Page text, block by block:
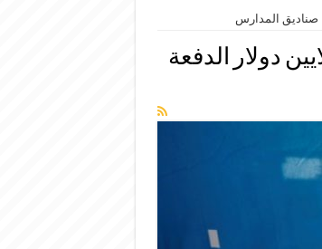
صناديق المدارس
دولار الدفعة